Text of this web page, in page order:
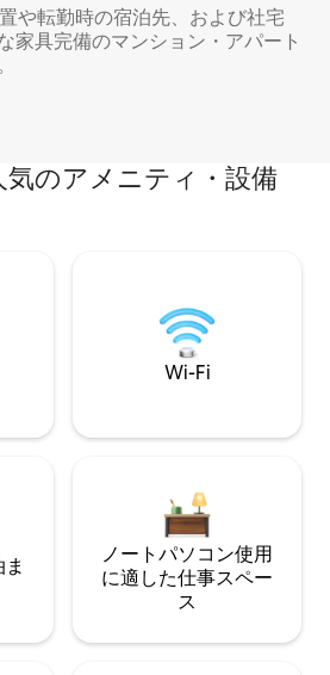
や転勤時の宿泊先、および社宅
家具完備のマンション・アパート
気のアメニティ・設備
Wi-Fi
ノートパソコン使用
に適した仕事スペー
ス